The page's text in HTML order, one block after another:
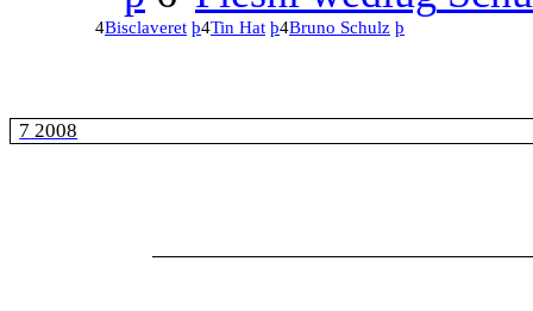
4Bisclaveret þ4Tin Hat þ4Bruno Schulz þ
7 2008